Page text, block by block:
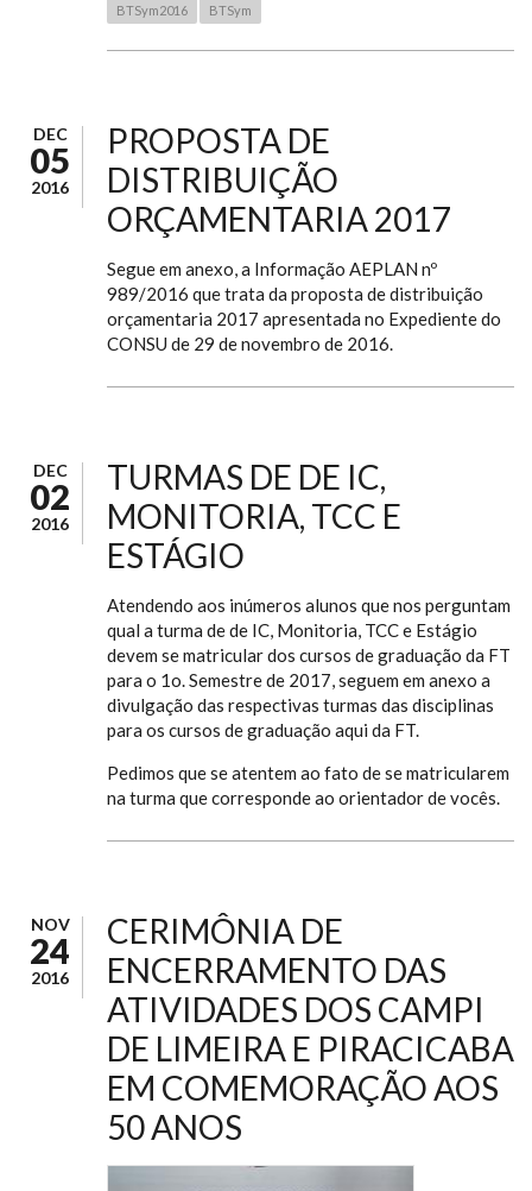
BTSym2016 BTSym
DEC
05
2016
PROPOSTA DE
DISTRIBUIÇÃO
ORÇAMENTARIA 2017
Segue em anexo, a Informação AEPLAN nº
989/2016 que trata da proposta de distribuição
orçamentaria 2017 apresentada no Expediente do
CONSU de 29 de novembro de 2016.
DEC
02
2016
TURMAS DE DE IC,
MONITORIA, TCC E
ESTÁGIO
Atendendo aos inúmeros alunos que nos perguntam
qual a turma de de IC, Monitoria, TCC e Estágio
devem se matricular dos cursos de graduação da FT
para o 1o. Semestre de 2017, seguem em anexo a
divulgação das respectivas turmas das disciplinas
para os cursos de graduação aqui da FT.
Pedimos que se atentem ao fato de se matricularem
na turma que corresponde ao orientador de vocês.
NOV
24
2016
CERIMÔNIA DE
ENCERRAMENTO DAS
ATIVIDADES DOS CAMPI
DE LIMEIRA E PIRACICABA
EM COMEMORAÇÃO AOS
50 ANOS